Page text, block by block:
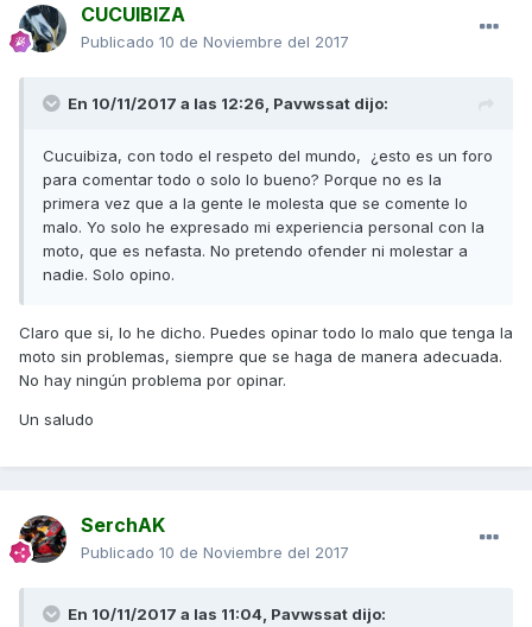
CUCUIBIZA
Publicado 10 de Noviembre del 2017
En 10/11/2017 a las 12:26, Pavwssat dijo:
Cucuibiza, con todo el respeto del mundo, ¿esto es un foro
para comentar todo o solo lo bueno? Porque no es la
primera vez que a la gente le molesta que se comente lo
malo. Yo solo he expresado mi experiencia personal con la
moto, que es nefasta. No pretendo ofender ni molestar a
nadie. Solo opino.
Claro que si, lo he dicho. Puedes opinar todo lo malo que tenga la
moto sin problemas, siempre que se haga de manera adecuada.
No hay ningún problema por opinar.
Un saludo
SerchAK
Publicado 10 de Noviembre del 2017
En 10/11/2017 a las 11:04, Pavwssat dijo: